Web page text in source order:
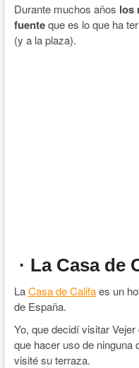
Durante muchos años los
fuenteque es lo que ha
(y a la plaza).
· La Casa de
LaCasa de Califaes un
de España.
Yo, que decidí visitar
que hacer uso de ninguna
visité su terraza.